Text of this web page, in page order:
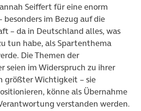
Seiffert für eine enorm
im Bezug auf die
– da in Deutschland alles, was
tun habe, als Spartenthema
Die Themen der
seien im Widerspruch zu ihrer
größter Wichtigkeit – sie
könne als Übernahme
verstanden werden.